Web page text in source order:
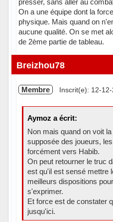
On a une équipe dont la
physique. Mais quand on
aucune qualité. On se met
de 2ème partie de tableau.
Hors ligne
Breizhou78
Membre Inscrit(e): 12-
Aymoz a écrit:
Non mais quand on voit
supposée des joueurs,
forcément vers Habib.
On peut retourner le truc
est qu'il est sensé mettre
meilleurs dispositions
s'exprimer.
Et force est de constater
jusqu'ici.